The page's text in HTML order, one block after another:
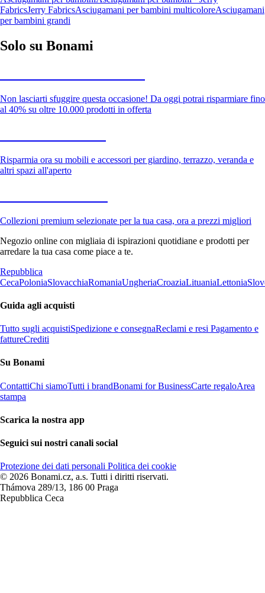
FabricsJerry FabricsAsciugamani per bambini multicoloreAsciugamani
per bambini grandi
Solo su Bonami
Non lasciarti sfuggire questa occasione! Da oggi potrai risparmiare fino
al 40% su oltre 10.000 prodotti in offerta
Risparmia ora su mobili e accessori per giardino, terrazzo, veranda e
altri spazi all'aperto
Collezioni premium selezionate per la tua casa, ora a prezzi migliori
Negozio online con migliaia di ispirazioni quotidiane e prodotti per
arredare la tua casa come piace a te.
Repubblica
CecaPoloniaSlovacchiaRomaniaUngheriaCroaziaLituaniaLettonia
Guida agli acquisti
Tutto sugli acquistiSpedizione e consegnaReclami e resi Pagamento e
fattureCrediti
Su Bonami
ContattiChi siamoTutti i brandBonami for BusinessCarte regaloArea
stampa
Scarica la nostra app
Seguici sui nostri canali social
Protezione dei dati personali Politica dei cookie
© 2026 Bonami.cz, a.s. Tutti i diritti riservati.
Thámova 289/13, 186 00 Praga
Repubblica Ceca